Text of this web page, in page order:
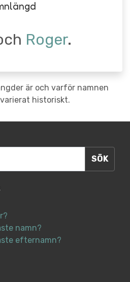
Roger.
är och varför namnen
historiskt.
namn?
efternamn?